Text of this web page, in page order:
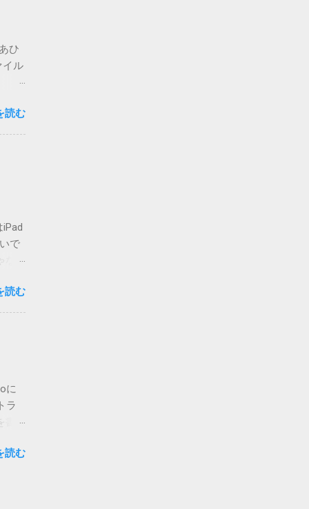
ひ
イル
な
方
録
ダ
の
は
チ
メ
指
、
読む
で
く
も
出
、
さ
、
の
味が
読む
に
ラ
読む